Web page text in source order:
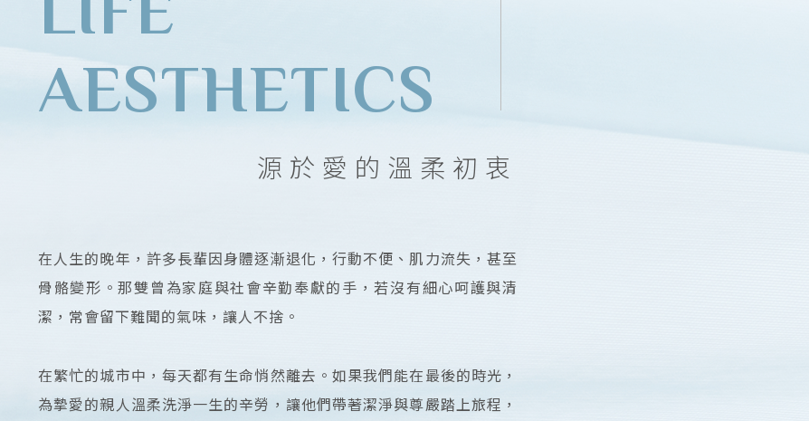
AESTHETICS
源於愛的溫柔初衷
在人生的晚年，許多長輩因身體逐漸退化，行動不便、肌力流失，甚至
骨骼變形。那雙曾為家庭與社會辛勤奉獻的手，若沒有細心呵護與清
潔，常會留下難聞的氣味，讓人不捨。
在繁忙的城市中，每天都有生命悄然離去。如果我們能在最後的時光，
為摯愛的親人溫柔洗淨一生的辛勞，讓他們帶著潔淨與尊嚴踏上旅程，